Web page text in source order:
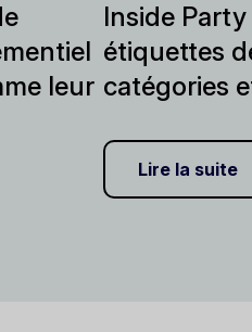
leur
Inside
étiquettes
catégories
Lire la suite